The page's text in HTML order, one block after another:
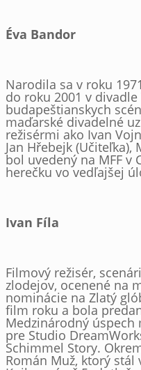
Éva Bandor
Narodila sa v roku
do roku 2001 v
budapeštianskych
maďarské divadelné
režisérmi ako Ivan
Jan Hřebejk
bol uvedený na MFF v
herečku vo vedľajšej
Ivan Fíla
Filmový režisér,
zlodejov, ocenené na
nominácie na Zlatý
film roku a bola
Medzinárodný úspech
pre Studio
Schimmel Story.
Román Muž, ktorý stál